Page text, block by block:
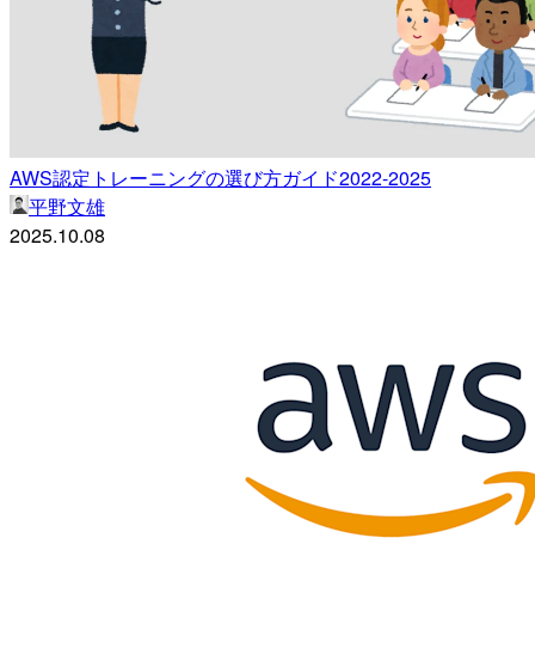
AWS認定トレーニングの選び方ガイド2022-2025
平野文雄
2025.10.08